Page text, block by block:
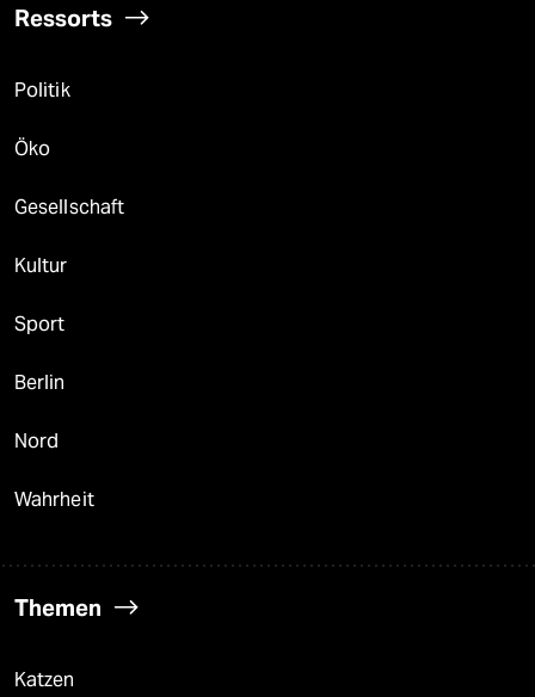
Ressorts
Politik
Öko
Gesellschaft
Kultur
Sport
Berlin
Nord
Wahrheit
Themen
Katzen